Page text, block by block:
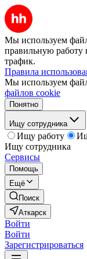
Мы используем
правильную работу
трафик.
Правила
Мы используем
файлов cookie
Понятно
Ищу сотрудника
Ищу работу
Ищу сотрудника
Сервисы
Помощь
Ещё
Поиск
Аткарск
Войти
Войти
Зарегистрироваться